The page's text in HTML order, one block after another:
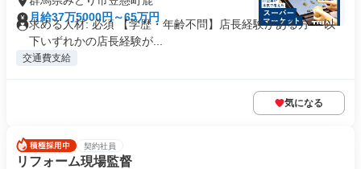
月給37万5000円～65万円
求める人材: 必須 【学歴・年齢不問】店長経験がある方 ～以
下いずれかの店長経験が...
交通費支給
気になる
契約社員
リフォーム現場監督